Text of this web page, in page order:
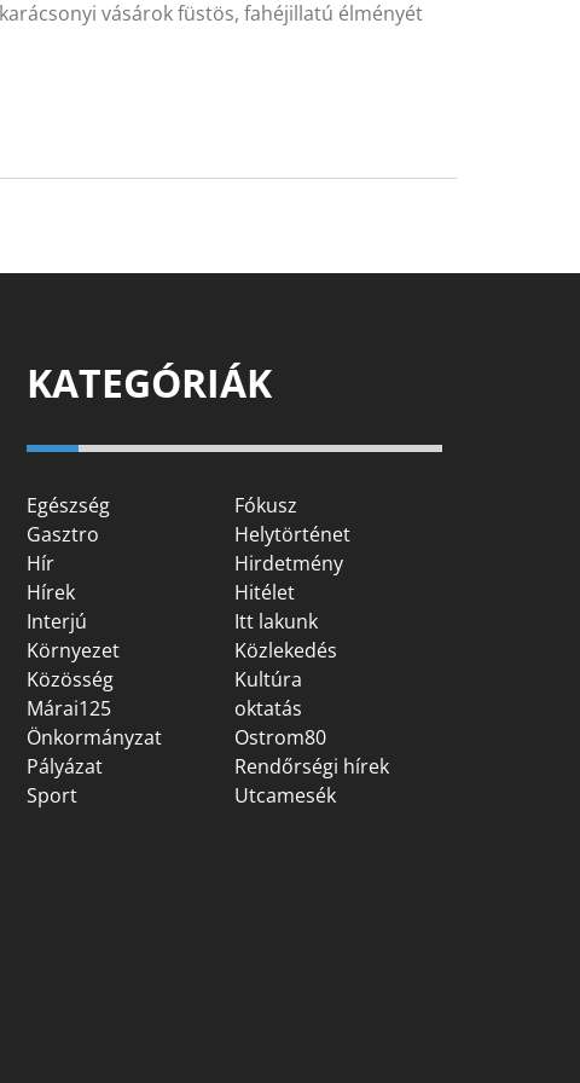
vásárok füstös, fahéjillatú élményét
KATEGÓRIÁK
Egészség
Fókusz
Gasztro
Helytörténet
Hír
Hirdetmény
Hírek
Hitélet
Interjú
Itt lakunk
Környezet
Közlekedés
Közösség
Kultúra
Márai125
oktatás
Önkormányzat
Ostrom80
Pályázat
Rendőrségi hírek
Sport
Utcamesék